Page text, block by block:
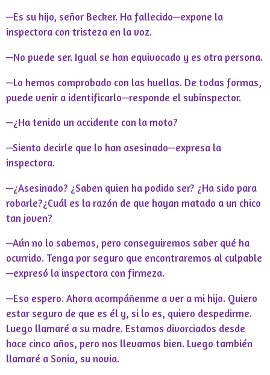
—Es su hijo, señor Becker. Ha fallecido—expone la
inspectora con tristeza en la voz.
—No puede ser. Igual se han equivocado y es otra persona.
—Lo hemos comprobado con las huellas. De todas formas,
puede venir a identificarlo—responde el subinspector.
—¿Ha tenido un accidente con la moto?
—Siento decirle que lo han asesinado—expresa la
inspectora.
—¿Asesinado? ¿Saben quien ha podido ser? ¿Ha sido para
robarle?¿Cuál es la razón de que hayan matado a un chico
tan joven?
—Aún no lo sabemos, pero conseguiremos saber qué ha
ocurrido. Tenga por seguro que encontraremos al culpable
—expresó la inspectora con firmeza.
—Eso espero. Ahora acompáñenme a ver a mi hijo. Quiero
estar seguro de que es él y, si lo es, quiero despedirme.
Luego llamaré a su madre. Estamos divorciados desde
hace cinco años, pero nos llevamos bien. Luego también
llamaré a Sonia, su novia.